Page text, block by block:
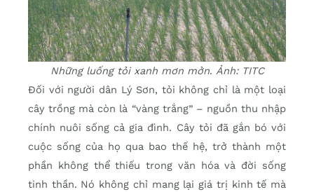
Những luống tỏi xanh mơn mởn. Ảnh: TITC
Đối với người dân Lý Sơn, tỏi không chỉ là một loại
cây trồng mà còn là “vàng trắng” – nguồn thu nhập
chính nuôi sống cả gia đình. Cây tỏi đã gắn bó với
cuộc sống của họ qua bao thế hệ, trở thành một
phần không thể thiếu trong văn hóa và đời sống
tinh thần. Nó không chỉ mang lại giá trị kinh tế mà